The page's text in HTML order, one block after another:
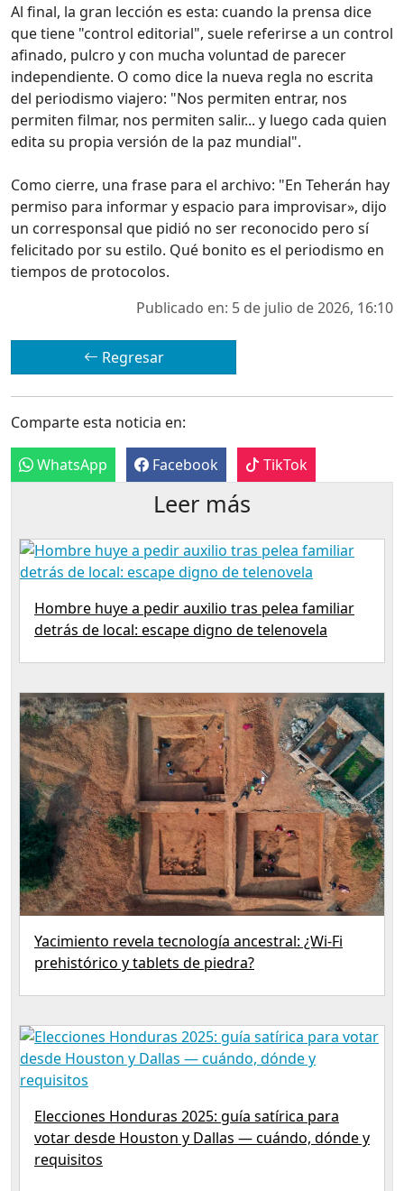
Al final, la gran lección es esta: cuando la prensa dice
que tiene "control editorial", suele referirse a un control
afinado, pulcro y con mucha voluntad de parecer
independiente. O como dice la nueva regla no escrita
del periodismo viajero: "Nos permiten entrar, nos
permiten filmar, nos permiten salir... y luego cada quien
edita su propia versión de la paz mundial".
Como cierre, una frase para el archivo: "En Teherán hay
permiso para informar y espacio para improvisar», dijo
un corresponsal que pidió no ser reconocido pero sí
felicitado por su estilo. Qué bonito es el periodismo en
tiempos de protocolos.
Publicado en: 5 de julio de 2026, 16:10
Regresar
Comparte esta noticia en:
WhatsApp Facebook TikTok
Leer más
Hombre huye a pedir auxilio tras pelea familiar
detrás de local: escape digno de telenovela
Yacimiento revela tecnología ancestral: ¿Wi‑Fi
prehistórico y tablets de piedra?
Elecciones Honduras 2025: guía satírica para
votar desde Houston y Dallas — cuándo, dónde y
requisitos